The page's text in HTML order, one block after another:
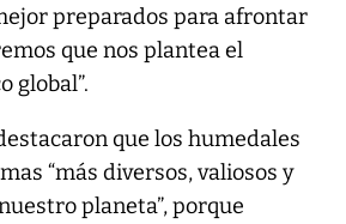
preparados para afrontar
que nos plantea el
global”.
que los humedales
“más diversos, valiosos y
planeta”, porque